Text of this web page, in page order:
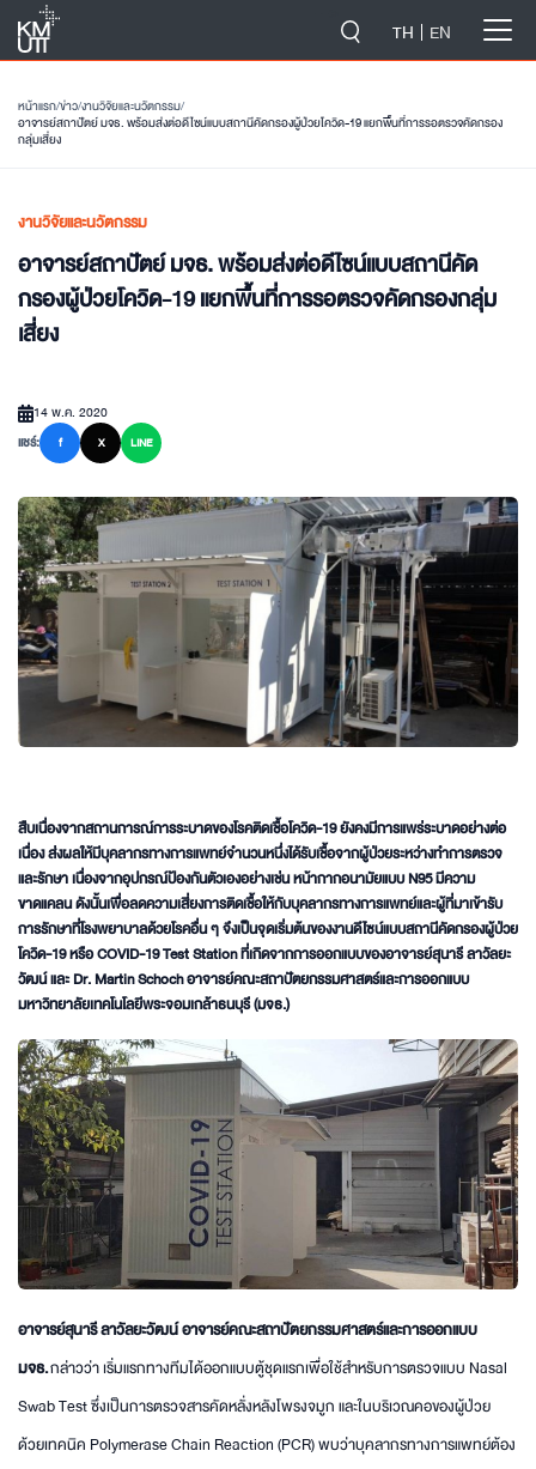
TH EN
หน้าแรก/ข่าว/งานวิจัยและนวัตกรรม/
อาจารย์สถาปัตย์ มจธ. พร้อมส่งต่อดีไซน์แบบสถานีคัดกรองผู้ป่วยโควิด-19 แยกพื้นที่การรอตรวจคัดกรอง
กลุ่มเสี่ยง
งานวิจัยและนวัตกรรม
อาจารย์สถาปัตย์ มจธ. พร้อมส่งต่อดีไซน์แบบสถานีคัด
กรองผู้ป่วยโควิด-19 แยกพื้นที่การรอตรวจคัดกรองกลุ่ม
เสี่ยง
14 พ.ค. 2020
แชร์:
f X LINE
สืบเนื่องจากสถานการณ์การระบาดของโรคติดเชื้อโควิด-19 ยังคงมีการแพร่ระบาดอย่างต่อ
เนื่อง ส่งผลให้มีบุคลากรทางการแพทย์จำนวนหนึ่งได้รับเชื้อจากผู้ป่วยระหว่างทำการตรวจ
และรักษา เนื่องจากอุปกรณ์ป้องกันตัวเองอย่างเช่น หน้ากากอนามัยแบบ N95 มีความ
ขาดแคลน ดังนั้นเพื่อลดความเสี่ยงการติดเชื้อให้กับบุคลากรทางการแพทย์และผู้ที่มาเข้ารับ
การรักษาที่โรงพยาบาลด้วยโรคอื่น ๆ จึงเป็นจุดเริ่มต้นของงานดีไซน์แบบสถานีคัดกรองผู้ป่วย
โควิด-19 หรือ COVID-19 Test Station ที่เกิดจากการออกแบบของอาจารย์สุนารี ลาวัลยะ
วัฒน์ และ Dr. Martin Schoch อาจารย์คณะสถาปัตยกรรมศาสตร์และการออกแบบ
มหาวิทยาลัยเทคโนโลยีพระจอมเกล้าธนบุรี (มจธ.)
อาจารย์สุนารี ลาวัลยะวัฒน์ อาจารย์คณะสถาปัตยกรรมศาสตร์และการออกแบบ
มจธ.กล่าวว่า เริ่มแรกทางทีมได้ออกแบบตู้ชุดแรกเพื่อใช้สำหรับการตรวจแบบ Nasal
Swab Test ซึ่งเป็นการตรวจสารคัดหลั่งหลังโพรงจมูก และในบริเวณคอของผู้ป่วย
ด้วยเทคนิค Polymerase Chain Reaction (PCR) พบว่าบุคลากรทางการแพทย์ต้อง